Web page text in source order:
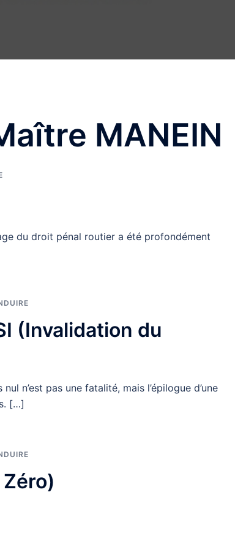
MANEIN
du droit pénal routier a été profondément
(Invalidation du
n’est pas une fatalité, mais l’épilogue d’une
[…]